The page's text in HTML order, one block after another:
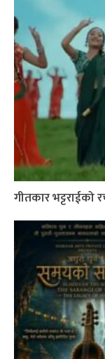
गीतकार भट्टराईको